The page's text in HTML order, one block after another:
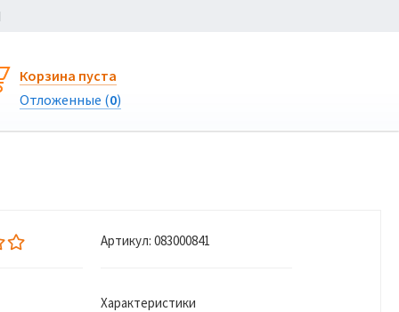
Корзина пуста
Отложенные (0)
Артикул: 083000841
Характеристики